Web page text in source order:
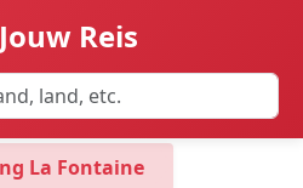
Reis
La Fontaine